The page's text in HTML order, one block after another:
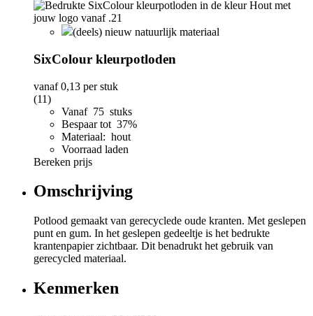
(deels) nieuw natuurlijk materiaal
SixColour kleurpotloden
vanaf0,13 per stuk
(11)
Vanaf 75 stuks
Bespaar tot 37%
Materiaal: hout
Voorraad laden
Bereken prijs
Omschrijving
Potlood gemaakt van gerecyclede oude kranten. Met geslepen
punt en gum. In het geslepen gedeeltje is het bedrukte
krantenpapier zichtbaar. Dit benadrukt het gebruik van
gerecycled materiaal.
Kenmerken